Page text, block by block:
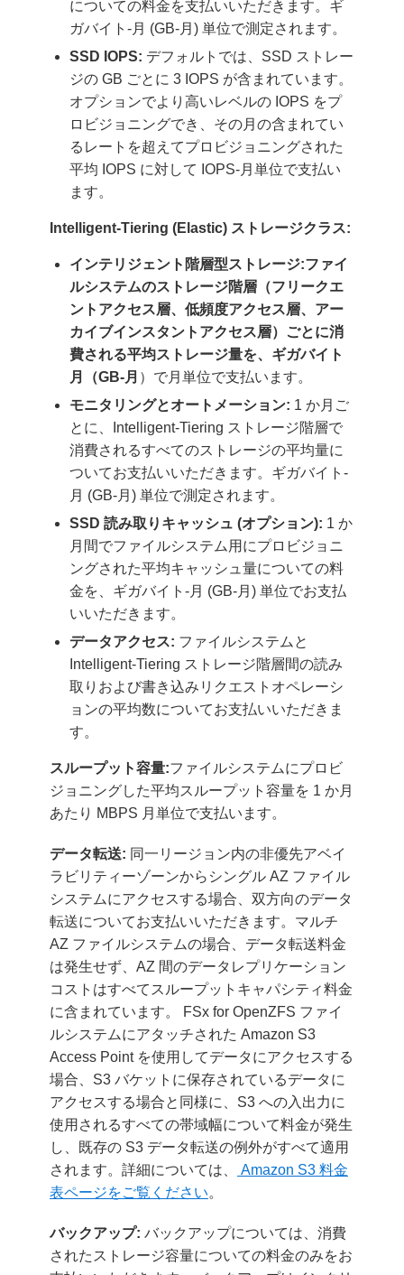
についての料金を支払いいただきます。ギ
ガバイト-月 (GB-月) 単位で測定されます。
SSD IOPS: デフォルトでは、SSD ストレー
ジの GB ごとに 3 IOPS が含まれています。
オプションでより高いレベルの IOPS をプ
ロビジョニングでき、その月の含まれてい
るレートを超えてプロビジョニングされた
平均 IOPS に対して IOPS-月単位で支払い
ます。
Intelligent-Tiering (Elastic) ストレージクラス:
インテリジェント階層型ストレージ:ファイ
ルシステムのストレージ階層（フリークエ
ントアクセス層、低頻度アクセス層、アー
カイブインスタントアクセス層）ごとに消
費される平均ストレージ量を、ギガバイト
月（GB-月 ）で月単位で支払います。
モニタリングとオートメーション: 1 か月ご
とに、Intelligent-Tiering ストレージ階層で
消費されるすべてのストレージの平均量に
ついてお支払いいただきます。ギガバイト-
月 (GB-月) 単位で測定されます。
SSD 読み取りキャッシュ (オプション): 1 か
月間でファイルシステム用にプロビジョニ
ングされた平均キャッシュ量についての料
金を、ギガバイト-月 (GB-月) 単位でお支払
いいただきます。
データアクセス: ファイルシステムと
Intelligent-Tiering ストレージ階層間の読み
取りおよび書き込みリクエストオペレーシ
ョンの平均数についてお支払いいただきま
す。
スループット容量:ファイルシステムにプロビ
ジョニングした平均スループット容量を 1 か月
あたり MBPS 月単位で支払います。
データ転送: 同一リージョン内の非優先アベイ
ラビリティーゾーンからシングル AZ ファイル
システムにアクセスする場合、双方向のデータ
転送についてお支払いいただきます。マルチ
AZ ファイルシステムの場合、データ転送料金
は発生せず、AZ 間のデータレプリケーション
コストはすべてスループットキャパシティ料金
に含まれています。 FSx for OpenZFS ファイ
ルシステムにアタッチされた Amazon S3
Access Point を使用してデータにアクセスする
場合、S3 バケットに保存されているデータに
アクセスする場合と同様に、S3 への入出力に
使用されるすべての帯域幅について料金が発生
し、既存の S3 データ転送の例外がすべて適用
されます。詳細については、
Amazon S3 料金
表ページをご覧ください。
バックアップ: バックアップについては、消費
されたストレージ容量についての料金のみをお